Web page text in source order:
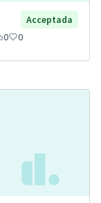
Acceptada
0 0